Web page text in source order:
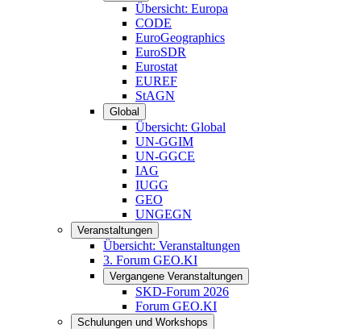
Übersicht: Europa
CODE
EuroGeographics
EuroSDR
Eurostat
EUREF
StAGN
Global
Übersicht: Global
UN-GGIM
UN-GGCE
IAG
IUGG
GEO
UNGEGN
Veranstaltungen
Übersicht: Veranstaltungen
3. Forum GEO.KI
Vergangene Veranstaltungen
SKD-Forum 2026
Forum GEO.KI
Schulungen und Workshops